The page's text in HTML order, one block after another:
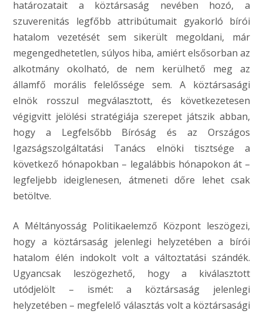
határozatait a köztársaság nevében hozó, a
szuverenitás legfőbb attribútumait gyakorló bírói
hatalom vezetését sem sikerült megoldani, már
megengedhetetlen, súlyos hiba, amiért elsősorban az
alkotmány okolható, de nem kerülhető meg az
államfő morális felelőssége sem. A köztársasági
elnök rosszul megválasztott, és következetesen
végigvitt jelölési stratégiája szerepet játszik abban,
hogy a Legfelsőbb Bíróság és az Országos
Igazságszolgáltatási Tanács elnöki tisztsége a
következő hónapokban – legalábbis hónapokon át –
legfeljebb ideiglenesen, átmeneti dőre lehet csak
betöltve.
A Méltányosság Politikaelemző Központ leszögezi,
hogy a köztársaság jelenlegi helyzetében a bírói
hatalom élén indokolt volt a változtatási szándék.
Ugyancsak leszögezhető, hogy a kiválasztott
utódjelölt – ismét: a köztársaság jelenlegi
helyzetében – megfelelő választás volt a köztársasági